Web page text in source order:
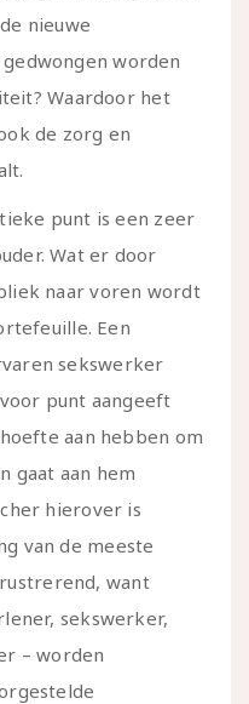
nieuwe
worden
Waardoor het
de zorg en
punt is een zeer
Wat er door
naar voren wordt
Een
sekswerker
punt aangeeft
aan hebben om
gaat aan hem
hierover is
van de meeste
want
sekswerker,
– worden